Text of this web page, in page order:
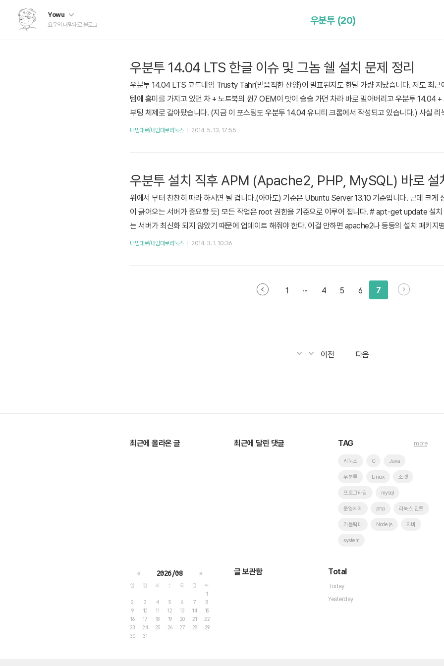
Yowu
요우의 내맘대로 블로그 우분투 (20)
우분투 14.04 LTS 한글 이슈 및 그놈 쉘 설치 문제 정리
우분투 14.04 LTS 코드네임 Trusty Tahr(믿음직한 산양)이 발표된지도 한달 가량 지났습니다. 저도 최근
템에 흥미를 가지고 있던 차 + 노트북의 윈7 OEM이 맛이 슬슬 가던 차라 바로 밀어버리고 우분투 14.04 +
부팅 체제로 갈아탔습니다. (지금 이 포스팅도 우분투 14.04 유니티 크롬에서 작성되고 있습니다.) 사실 리
려봤지 실제로 하드 디스크에 파티션을 잡아놓고 사용하는 건 처음입니다만.. 윈도우에 비해 좋은점도 있고
내맘대로/내맘대로리눅스 2014. 5. 13. 17:55
우분투 설치 직후 APM (Apache2, PHP, MySQL) 바로 설
위에서 부터 찬찬히 따라 하시면 될 겁니다.(아마도) 기준은 Ubuntu Server 13.10 기준입니다. 근데 크
이 긁어오는 서버가 중요할 듯) 모든 작업은 root 권한을 기준으로 이루어 집니다. # apt-get update 설치
는 서버가 최신화 되지 않았기 때문에 업데이트 해줘야 한다. 이걸 안하면 apache2나 등등의 설치 패키
et upgrade 기존에 설치되어 있는 패키지들을 업데이한다. apt-get 역시 업데이트 된다. # apt-get install
내맘대로/내맘대로리눅스 2014. 3. 1. 10:36
1 ··· 4 5 6 7
이전 다음
최근에 올라온 글 최근에 달린 댓글 TAG
리눅스 C Java
우분투 Linux 소켓
프로그래밍 mysql
운영체제 php 리눅스 민트
가톨릭대 Node.js 자바
system
more
« 2026/08 »
일 월 화 수 목 금
토
1
2
3 4 5 6 7
8
9
10 11 12 13 14
15
16
17 18 19 20 21
22
23
24 25 26 27 28
29
30
31
글 보관함 Total
Today
Yesterday